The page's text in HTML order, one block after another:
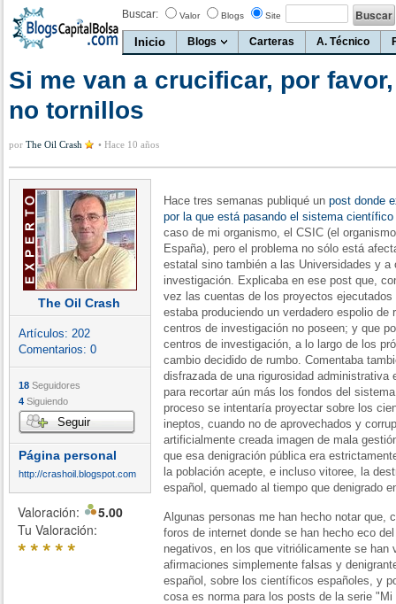
Buscar: Valor Blogs Site
Inicio Blogs Carteras A. Técnico
Si me van a crucificar, por
no tornillos
por The Oil Crash • Hace 10 años
The Oil Crash
Artículos: 202
Comentarios: 0
18 Seguidores
4 Siguiendo
Seguir
Página personal
http://crashoil.blogspot.com
Valoración:
5.00
Tu Valoración:
*****
Hace tres semanas publiqué un post donde
por la que está pasando el sistema científico
caso de mi organismo, el CSIC (el
España), pero el problema no sólo está
estatal sino también a las Universidades y a
investigación. Explicaba en ese post que,
vez las cuentas de los proyectos
estaba produciendo un verdadero espolio
centros de investigación no poseen; y que
centros de investigación, a lo largo de los
cambio decidido de rumbo. Comentaba
disfrazada de una rigurosidad
para recortar aún más los fondos del
proceso se intentaría proyectar sobre los
ineptos, cuando no de aprovechados y
artificialmente creada imagen de mala
que esa denigración pública era
la población acepte, e incluso vitoree, la
español, quemado al tiempo que denigrado
Algunas personas me han hecho notar que,
foros de internet donde se han hecho eco
negativos, en los que vitriólicamente se han
afirmaciones simplemente falsas y
español, sobre los científicos españoles, y
cosa es norma para los posts de la serie